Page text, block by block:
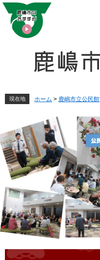
ペ
メ
現在地 ホーム > 鹿嶋市立公民館
本